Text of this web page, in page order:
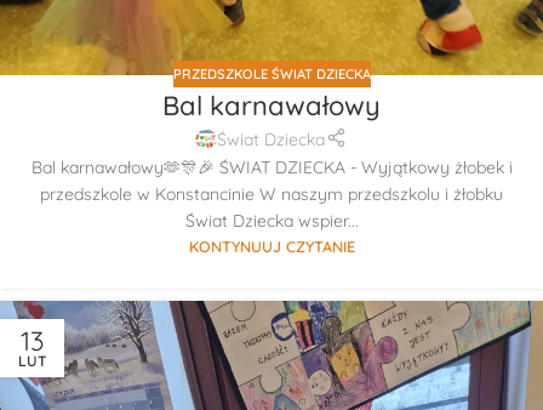
PRZEDSZKOLE ŚWIAT DZIECKA
Bal karnawałowy
Świat Dziecka
Bal karnawałowy🫶🎊🎉 ŚWIAT DZIECKA - Wyjątkowy żłobek i
przedszkole w Konstancinie W naszym przedszkolu i żłobku
Świat Dziecka wspier...
KONTYNUUJ CZYTANIE
13
LUT